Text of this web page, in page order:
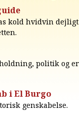
kold hvidvin
politik og
i El Burgo
genskabelse.